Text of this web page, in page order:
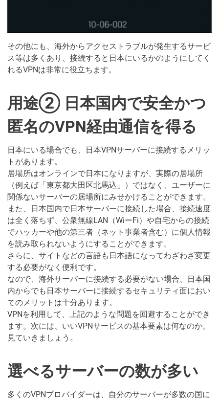
その他にも、海外からアクセストラブルが発生するサービ
ス等は多くあり、接続すると日本にいるかのようにしてく
れるVPNは非常に役立ちます。
用途② 日本国内で安全かつ
匿名のVPN経由通信を得る
日本にいる場合でも、日本VPNサーバーに接続するメリッ
トがあります。
居場所はオンラインで日本になりますが、実際の居場所
（例えば「東京都大田区北馬込」）ではなく、ユーザーに
関係ないサーバーの居場所にみせかけることができます。
また、日本国内で日本サーバーに接続した場合、接続速度
は全く落ちず、公衆無線LAN（WiーFi）や自宅からの接続
でハッカーや他の第三者（ネット事業者含む）に個人情報
を読み取られないようにすることができます。
さらに、サイトなどの言語も日本語になってわざわざ変更
する必要がなく便利です。
なので、海外サーバーに接続する必要がない場合、日本国
内からでも日本サーバーに接続するセキュリティ面におい
てのメリットは十分あります。
VPNを利用して、上記のような問題を回避することができ
ます。次には、いいVPNサービスの基本要素は何なのか、
見ていきましょう。
選べるサーバーの数が多い
多くのVPNプロバイダーは、自分のサーバーが多数の国に